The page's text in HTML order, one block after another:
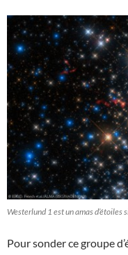
Westerlund 1 est un amas
Pour sonder ce groupe